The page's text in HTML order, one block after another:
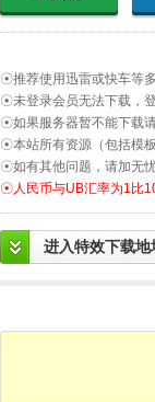
☉推荐使用迅雷或快车等
☉未登录会员无法下载，
☉如果服务器暂不能下载
☉本站所有资源（包括模
☉如有其他问题，请加无
☉人民币与UB汇率为1比
进入特效下载地